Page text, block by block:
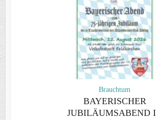
Brauchtum
BAYERISCHER
JUBILÄUMSABEND